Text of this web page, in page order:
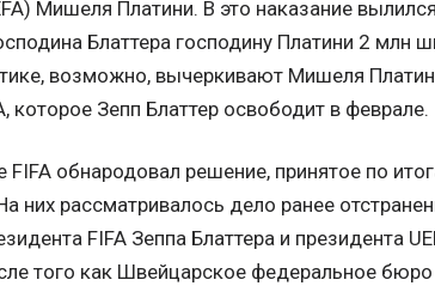
Мишеля Платини. В это наказание
Блаттера господину Платини 2 млн
возможно, вычеркивают Мишеля
которое Зепп Блаттер освободит в феврале.
FIFA обнародовал решение, принятое по
них рассматривалось дело ранее
FIFA Зеппа Блаттера и президента
того как Швейцарское федеральное